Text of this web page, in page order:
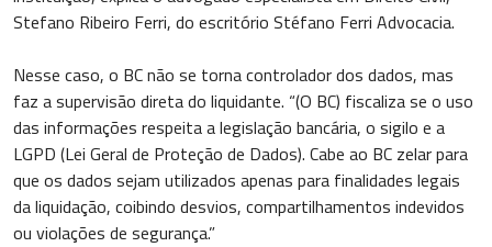
Stefano Ribeiro Ferri, do escritório Stéfano Ferri Advocacia.
Nesse caso, o BC não se torna controlador dos dados, mas
faz a supervisão direta do liquidante. “(O BC) fiscaliza se o uso
das informações respeita a legislação bancária, o sigilo e a
LGPD (Lei Geral de Proteção de Dados). Cabe ao BC zelar para
que os dados sejam utilizados apenas para finalidades legais
da liquidação, coibindo desvios, compartilhamentos indevidos
ou violações de segurança.”